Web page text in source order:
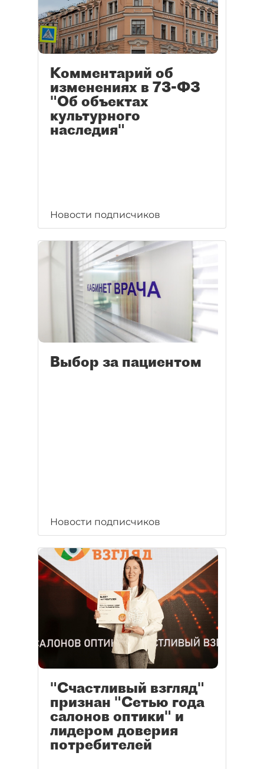
Комментарий об
изменениях в 73-ФЗ
"Об объектах
культурного
наследия"
Новости подписчиков
Выбор за пациентом
Новости подписчиков
"Счастливый взгляд"
признан "Сетью года
салонов оптики" и
лидером доверия
потребителей